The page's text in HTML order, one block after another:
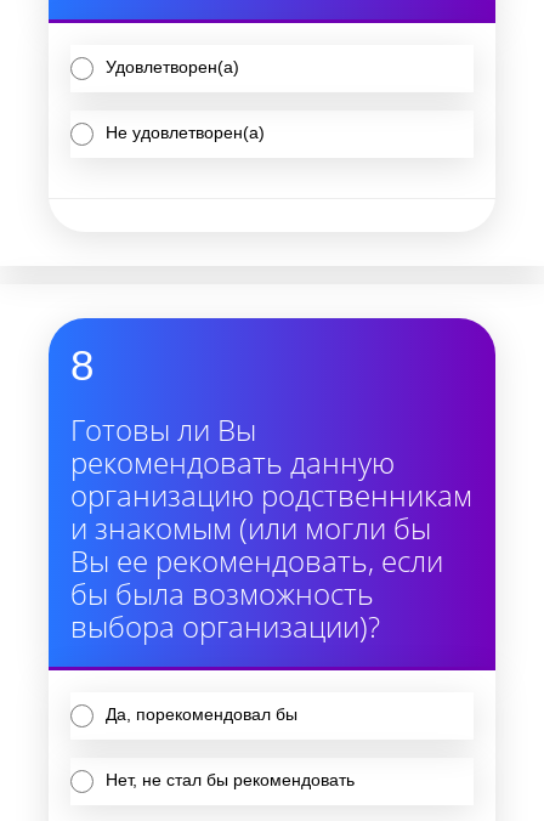
Удовлетворен(а)
Не удовлетворен(а)
8
Готовы ли Вы
рекомендовать данную
организацию родственникам
и знакомым (или могли бы
Вы ее рекомендовать, если
бы была возможность
выбора организации)?
Да, порекомендовал бы
Нет, не стал бы рекомендовать